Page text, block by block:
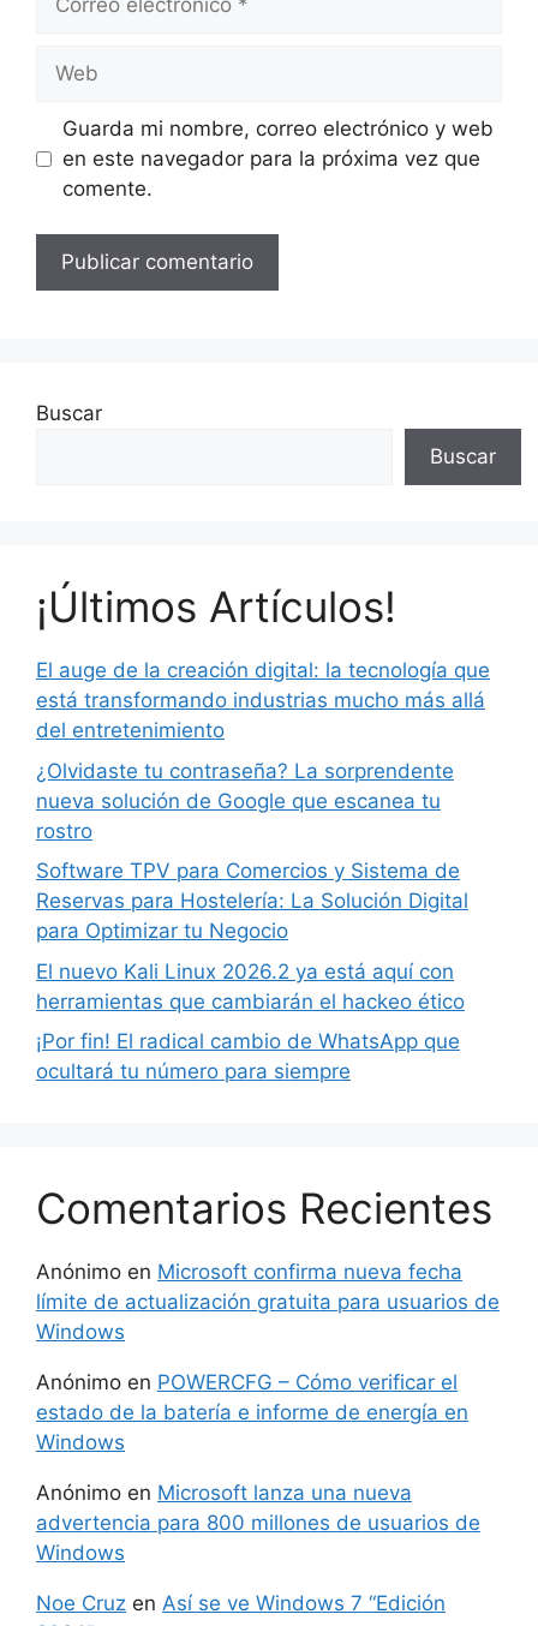
electrónico
Guarda mi nombre, correo electrónico y web
en este navegador para la próxima vez que
comente.
Buscar
Buscar
¡Últimos Artículos!
El auge de la creación digital: la tecnología que
está transformando industrias mucho más allá
del entretenimiento
¿Olvidaste tu contraseña? La sorprendente
nueva solución de Google que escanea tu
rostro
Software TPV para Comercios y Sistema de
Reservas para Hostelería: La Solución Digital
para Optimizar tu Negocio
El nuevo Kali Linux 2026.2 ya está aquí con
herramientas que cambiarán el hackeo ético
¡Por fin! El radical cambio de WhatsApp que
ocultará tu número para siempre
Comentarios Recientes
Anónimo en Microsoft confirma nueva fecha
límite de actualización gratuita para usuarios de
Windows
Anónimo en POWERCFG – Cómo verificar el
estado de la batería e informe de energía en
Windows
Anónimo en Microsoft lanza una nueva
advertencia para 800 millones de usuarios de
Windows
Noe Cruz en Así se ve Windows 7 “Edición